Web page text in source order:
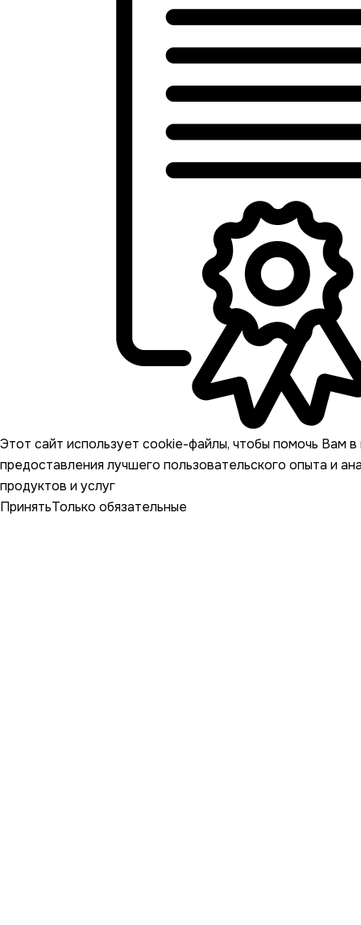
Этот сайт использует cookie-файлы, чтобы помочь Вам в
предоставления лучшего пользовательского опыта и
продуктов и услуг
ПринятьТолько обязательные